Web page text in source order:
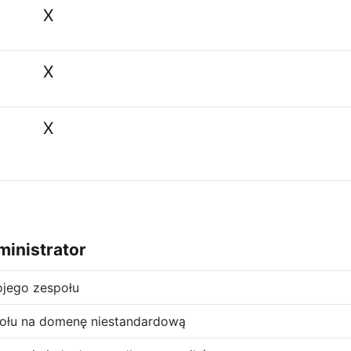
X
X
X
zespołu
na domenę niestandardową